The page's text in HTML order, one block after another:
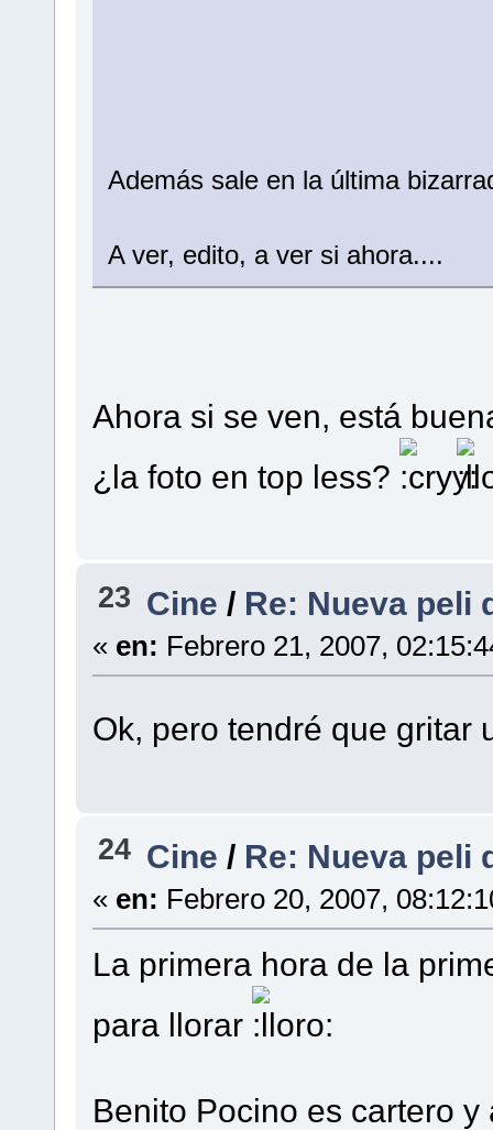
Además sale en la última
A ver, edito, a ver si ahora....
Ahora si se ven, está
¿la foto en top less?
23 Cine/ Re: Nueva peli
« en: Febrero 21, 2007,
Ok, pero tendré que
24 Cine/ Re: Nueva peli
« en: Febrero 20, 2007,
La primera hora de la
para llorar
Benito Pocino es cartero